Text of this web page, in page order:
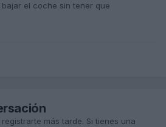
el coche sin tener que
más tarde. Si tienes una